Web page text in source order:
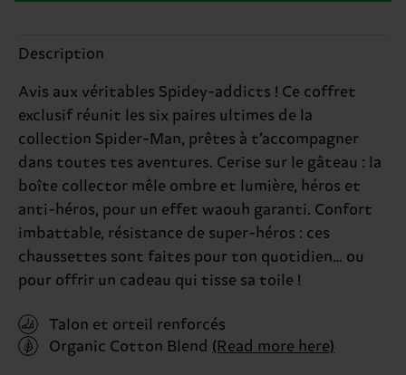
Description
Avis aux véritables Spidey-addicts ! Ce coffret
exclusif réunit les six paires ultimes de la
collection Spider-Man, prêtes à t’accompagner
dans toutes tes aventures. Cerise sur le gâteau : la
boîte collector mêle ombre et lumière, héros et
anti-héros, pour un effet waouh garanti. Confort
imbattable, résistance de super-héros : ces
chaussettes sont faites pour ton quotidien… ou
pour offrir un cadeau qui tisse sa toile !
Talon et orteil renforcés
Organic Cotton Blend (Read more here)